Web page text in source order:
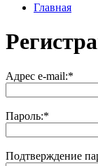
Главная
Адрес e-mail:*
Пароль:*
Подтверждение